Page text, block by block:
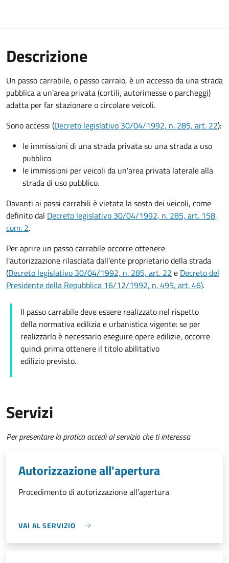
Descrizione
Un passo carrabile, o passo carraio, è un accesso da una strada
pubblica a un'area privata (cortili, autorimesse o parcheggi)
adatta per far stazionare o circolare veicoli.
Sono accessi (Decreto legislativo 30/04/1992, n. 285, art. 22):
le immissioni di una strada privata su una strada a uso
pubblico
le immissioni per veicoli da un'area privata laterale alla
strada di uso pubblico.
Davanti ai passi carrabili è vietata la sosta dei veicoli, come
definito dal Decreto legislativo 30/04/1992, n. 285, art. 158,
com. 2.
Per aprire un passo carrabile occorre ottenere
l'autorizzazione rilasciata dall'ente proprietario della strada
(Decreto legislativo 30/04/1992, n. 285, art. 22 e Decreto del
Presidente della Repubblica 16/12/1992, n. 495, art. 46).
Il passo carrabile deve essere realizzato nel rispetto
della normativa edilizia e urbanistica vigente: se per
realizzarlo è necessario eseguire opere edilizie, occorre
quindi prima ottenere il titolo abilitativo
edilizio previsto.
Servizi
Per presentare la pratica accedi al servizio che ti interessa
Autorizzazione all'apertura
Procedimento di autorizzazione all'apertura
VAI AL SERVIZIO